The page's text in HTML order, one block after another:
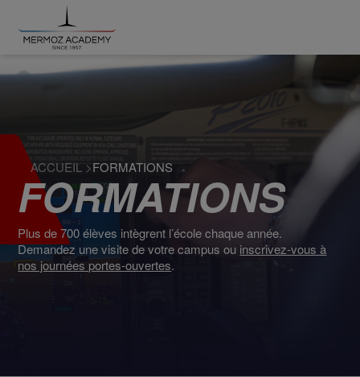
ACCUEIL >FORMATIONS
FORMATIONS
Plus de 700 élèves intègrent l’école chaque année.
Demandez une visite de votre campus ou inscrivez-vous à
nos journées portes-ouvertes.